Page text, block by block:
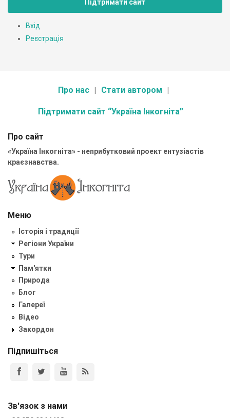
Підтримати сайт
Вхід
Реєстрація
Про нас Стати автором
Підтримати сайт “Україна Інкогніта”
Про сайт
«Україна Інкогніта» - неприбутковий проект ентузіастів
краєзнавства.
Меню
Історія і традиції
Регіони України
Тури
Пам'ятки
Природа
Блог
Галереї
Відео
Закордон
Підпишіться
Зв'язок з нами